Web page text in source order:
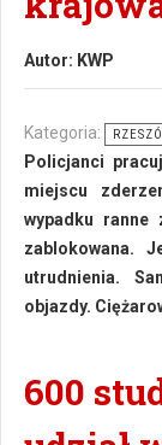
Autor: KWP
Kategoria:
Policjanci
miejscu
wypadku ranne
zablokowana.
utrudnienia.
objazdy.
600